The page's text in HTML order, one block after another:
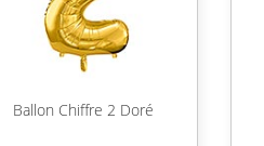
Ballon Chiffre 2 Doré